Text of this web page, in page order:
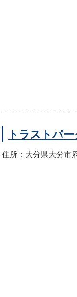
トラストパ
住所：大分県大分市